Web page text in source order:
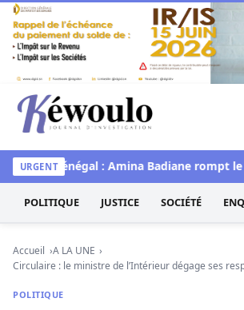
Aller au contenu
Kéwoulo, le premier site
URGENT
Miss Sénégal : Amina Badiane rompt le
POLITIQUE JUSTICE SOCIÉTÉ
Accueil
A LA UNE
Circulaire : le ministre de l’Intérieur dégage ses
POLITIQUE